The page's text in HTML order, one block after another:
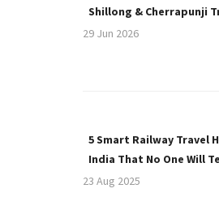
Shillong & Cherrapunji
29 Jun 2026
5 Smart Railway Travel
India That No One Will
23 Aug 2025